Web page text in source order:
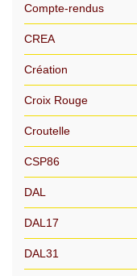
Compte-rendus
CREA
Création
Croix Rouge
Croutelle
CSP86
DAL
DAL17
DAL31